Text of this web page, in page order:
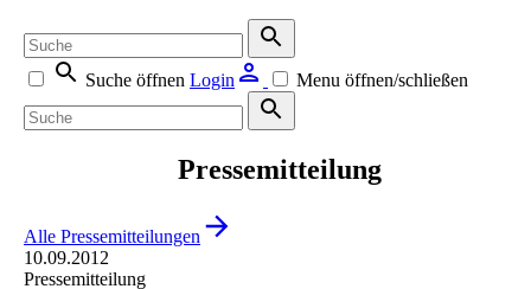
Suche öffnen Login Menu öffnen/schließen
Pressemitteilung
Alle Pressemitteilungen
10.09.2012
Pressemitteilung